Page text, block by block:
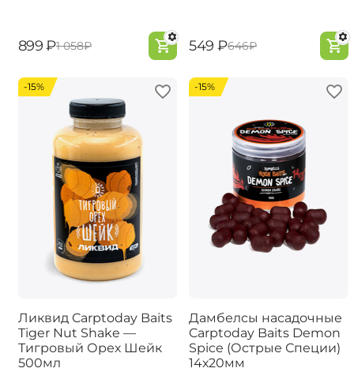
‍899‍ ₽‍1 058‍₽ ‍549‍ ₽‍646‍₽
-15%
Ликвид Carptoday Baits
Tiger Nut Shake —
Тигровый Орех Шейк
500мл
-15%
Дамбелсы насадочные
Carptoday Baits Demon
Spice (Острые Специи)
14х20мм